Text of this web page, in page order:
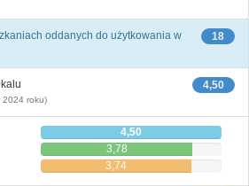
18
oddanych do użytkowania w
4,50
2024 roku)
4,50
3,78
3,74